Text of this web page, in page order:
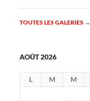
TOUTES LES GALERIES →
AOÛT 2026
L M M